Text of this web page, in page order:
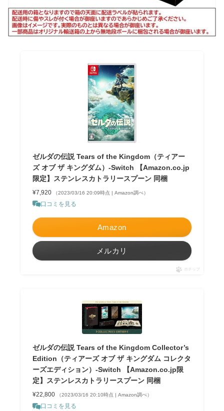
ゼルダの伝説 Tears of the Kingdom（ティアー
ズ オブ ザ キングダム）-Switch 【Amazon.co.jp
限定】ステンレスカトラリースプーン 同梱
¥7,920 （2023/03/16 20:09時点 | Amazon調べ）
口コミを見る
Amazon
メルカリ
ポチップ
ゼルダの伝説 Tears of the Kingdom Collector’s
Edition（ティアーズ オブ ザ キングダム コレクタ
ーズエディション）-Switch 【Amazon.co.jp限
定】ステンレスカトラリースプーン 同梱
¥22,800 （2023/03/16 20:10時点 | Amazon調べ）
口コミを見る